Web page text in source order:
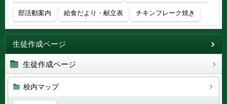
部活動案内 給食だより・献立表 チキンフレーク焼き
生徒作成ページ
生徒作成ページ
校内マップ